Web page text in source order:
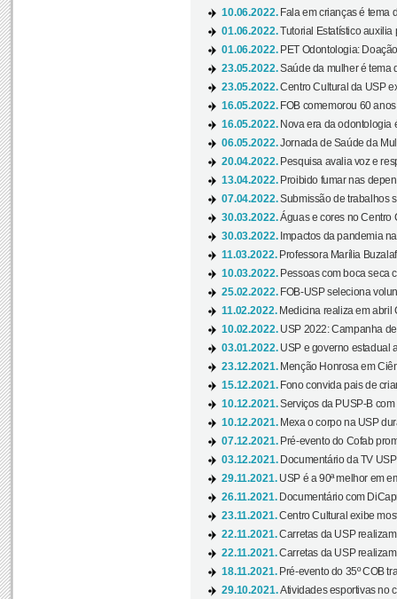
10.06.2022. Fala em crianças é tema
01.06.2022.Tutorial Estatístico auxilia
01.06.2022. PET Odontologia:
23.05.2022.Saúde da mulher é tema
23.05.2022.Centro Cultural da USP
16.05.2022. FOB comemorou 60
16.05.2022. Nova era da odontologia
06.05.2022.Jornada de Saúde da
20.04.2022. Pesquisa avalia voz e
13.04.2022. Proibido fumar nas
07.04.2022.Submissão de trabalhos
30.03.2022.Águas e cores no Centro
30.03.2022. Impactos da pandemia
11.03.2022. Professora Marília
10.03.2022. Pessoas com boca seca
25.02.2022. FOB-USP seleciona
11.02.2022. Medicina realiza em abril
10.02.2022. USP 2022: Campanha
03.01.2022. USP e governo estadual
23.12.2021. Menção Honrosa em
15.12.2021. Fono convida pais de
10.12.2021.Serviços da PUSP-B
10.12.2021. Mexa o corpo na USP
07.12.2021. Pré-evento do Cofab
03.12.2021. Documentário da TV
29.11.2021. USP é a 90ª melhor em
26.11.2021. Documentário com
23.11.2021.Centro Cultural exibe
22.11.2021.Carretas da USP
22.11.2021.Carretas da USP
18.11.2021. Pré-evento do 35º COB
29.10.2021.Atividades esportivas no